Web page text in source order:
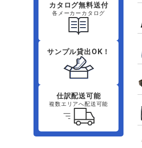
カタログ無料送付
各メーカーカタログ
サンプル貸出OK！
仕訳配送可能
複数エリアへ配送可能